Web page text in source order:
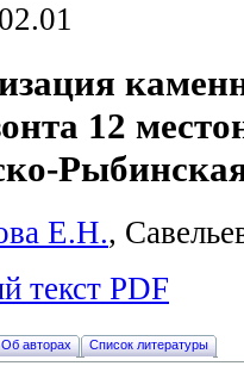
12
Е.Н.,
текст PDF
Об авторах Список литературы